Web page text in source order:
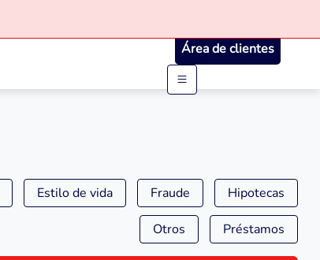
Área de clientes
Estilo de vida Fraude Hipotecas
Otros Préstamos